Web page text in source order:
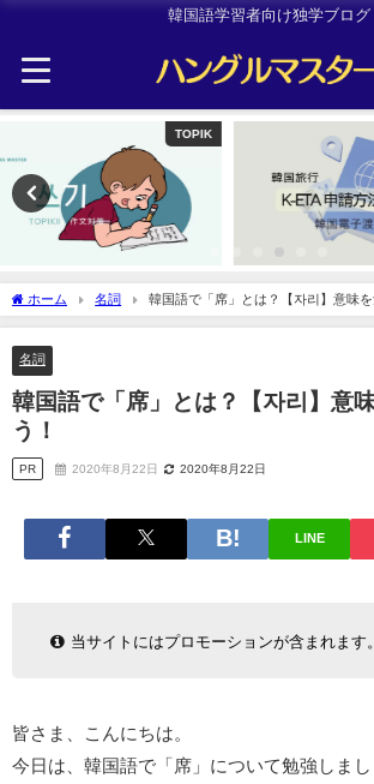
韓国語学習者向け独学ブログ
韓国旅行
ホーム 名詞 韓国語で「席」とは？【자리】意味を
名詞
韓国語で「席」とは？【자리】意
う！
PR 2020年8月22日 2020年8月22日
LINE
当サイトにはプロモーションが含まれます。
皆さま、こんにちは。
今日は、韓国語で「席」について勉強しまし